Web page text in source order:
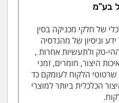
בע"מ
של חלקי מכניקה בסין
וניסיון של מהנדסיה
טק ולתעשיות אחרות ,
היצור, חומרים, זמני
הלקוח לעומקם כד
הכלכלית ביותר למוצרי